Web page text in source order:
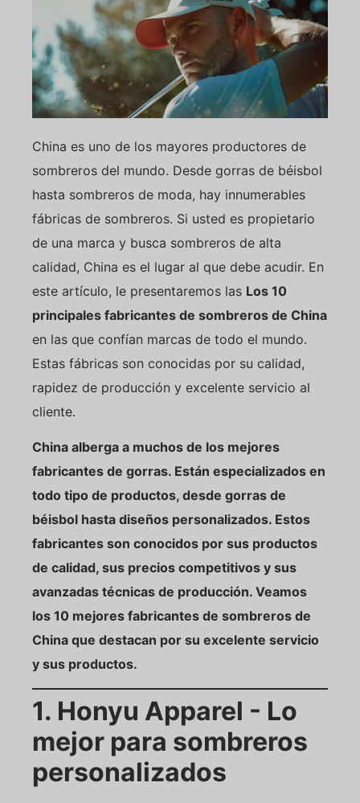
China es uno de los mayores productores de
sombreros del mundo. Desde gorras de béisbol
hasta sombreros de moda, hay innumerables
fábricas de sombreros. Si usted es propietario
de una marca y busca sombreros de alta
calidad, China es el lugar al que debe acudir. En
este artículo, le presentaremos las Los 10
principales fabricantes de sombreros de China
en las que confían marcas de todo el mundo.
Estas fábricas son conocidas por su calidad,
rapidez de producción y excelente servicio al
cliente.
China alberga a muchos de los mejores
fabricantes de gorras. Están especializados en
todo tipo de productos, desde gorras de
béisbol hasta diseños personalizados. Estos
fabricantes son conocidos por sus productos
de calidad, sus precios competitivos y sus
avanzadas técnicas de producción. Veamos
los 10 mejores fabricantes de sombreros de
China que destacan por su excelente servicio
y sus productos.
1. Honyu Apparel - Lo
mejor para sombreros
personalizados